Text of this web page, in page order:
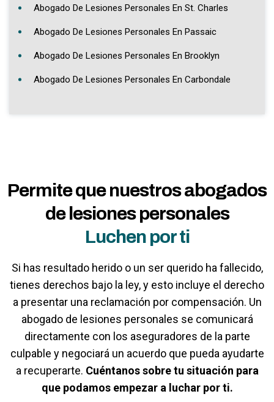
Abogado De Lesiones Personales En St. Charles
Abogado De Lesiones Personales En Passaic
Abogado De Lesiones Personales En Brooklyn
Abogado De Lesiones Personales En Carbondale
Permite que nuestros abogados
de lesiones personales
Luchen por ti
Si has resultado herido o un ser querido ha fallecido,
tienes derechos bajo la ley, y esto incluye el derecho
a presentar una reclamación por compensación. Un
abogado de lesiones personales se comunicará
directamente con los aseguradores de la parte
culpable y negociará un acuerdo que pueda ayudarte
a recuperarte. Cuéntanos sobre tu situación para
que podamos empezar a luchar por ti.